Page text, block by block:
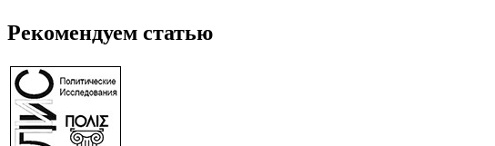
Рекомендуем статью